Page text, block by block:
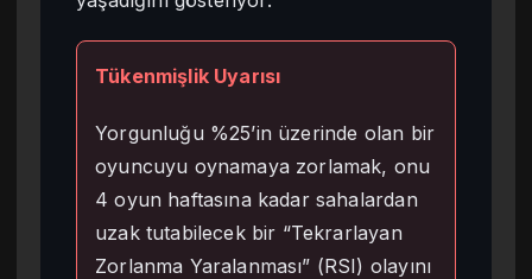
Tükenmişlik Uyarısı
Yorgunluğu %25’in üzerinde olan bir
oyuncuyu oynamaya zorlamak, onu
4 oyun haftasına kadar sahalardan
uzak tutabilecek bir “Tekrarlayan
Zorlanma Yaralanması” (RSI) olayını